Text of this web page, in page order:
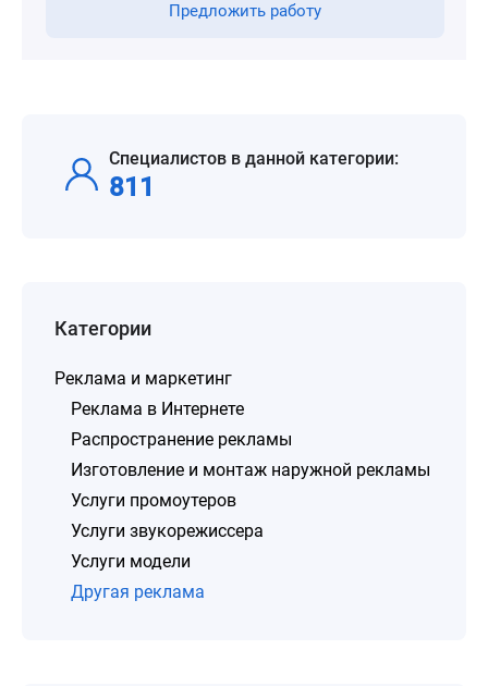
Предложить работу
Специалистов в данной категории:
811
Категории
Реклама и маркетинг
Реклама в Интернете
Распространение рекламы
Изготовление и монтаж наружной рекламы
Услуги промоутеров
Услуги звукорежиссера
Услуги модели
Другая реклама